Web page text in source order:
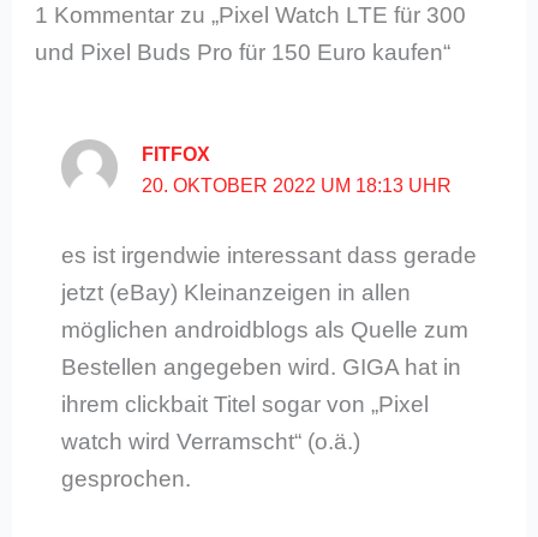
1 Kommentar zu „Pixel Watch LTE für 300
und Pixel Buds Pro für 150 Euro kaufen“
FITFOX
20. OKTOBER 2022 UM 18:13 UHR
es ist irgendwie interessant dass gerade
jetzt (eBay) Kleinanzeigen in allen
möglichen androidblogs als Quelle zum
Bestellen angegeben wird. GIGA hat in
ihrem clickbait Titel sogar von „Pixel
watch wird Verramscht“ (o.ä.)
gesprochen.